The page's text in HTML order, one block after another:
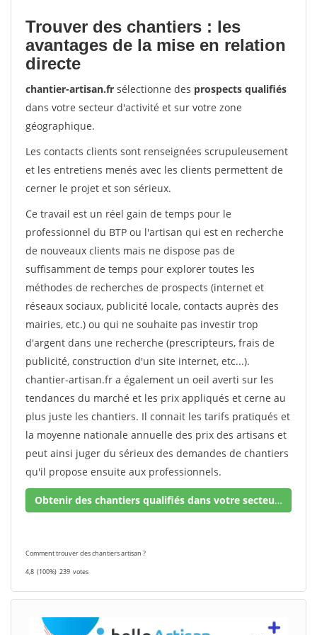
Trouver des chantiers : les
avantages de la mise en relation
directe
chantier-artisan.fr sélectionne des prospects qualifiés
dans votre secteur d'activité et sur votre zone
géographique.
Les contacts clients sont renseignées scrupuleusement
et les entretiens menés avec les clients permettent de
cerner le projet et son sérieux.
Ce travail est un réel gain de temps pour le
professionnel du BTP ou l'artisan qui est en recherche
de nouveaux clients mais ne dispose pas de
suffisamment de temps pour explorer toutes les
méthodes de recherches de prospects (internet et
réseaux sociaux, publicité locale, contacts auprès des
mairies, etc.) ou qui ne souhaite pas investir trop
d'argent dans une recherche (prescripteurs, frais de
publicité, construction d'un site internet, etc...).
chantier-artisan.fr a également un oeil averti sur les
tendances du marché et les prix appliqués et cerne au
plus juste les chantiers. Il connait les tarifs pratiqués et
la moyenne nationale annuelle des prix des artisans et
peut ainsi juger du sérieux des demandes de chantiers
qu'il propose ensuite aux professionnels.
Obtenir des chantiers qualifiés dans votre secteur !
Comment trouver des chantiers artisan ?
4,8 (100%) 239 votes